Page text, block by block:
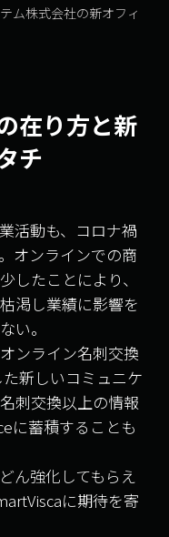
ム株式会社の新オフィ
在り方と新
チ
活動も、コロナ禍
オンラインでの商
したことにより、
渇し業績に影響を
い。
ンライン名刺交換
新しいコミュニケ
刺交換以上の情報
に蓄積することも
ん強化してもらえ
に期待を寄